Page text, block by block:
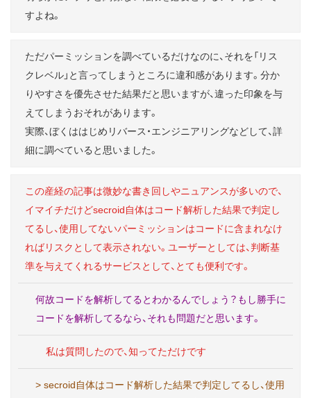
すよね。
ただパーミッションを調べているだけなのに、それを「リス
クレベル」と言ってしまうところに違和感があります。分か
りやすさを優先させた結果だと思いますが、違った印象を与
えてしまうおそれがあります。
実際、ぼくははじめリバース・エンジニアリングなどして、詳
細に調べていると思いました。
この産経の記事は微妙な書き回しやニュアンスが多いので、
イマイチだけどsecroid自体はコード解析した結果で判定し
てるし、使用してないパーミッションはコードに含まれなけ
ればリスクとして表示されない。ユーザーとしては、判断基
準を与えてくれるサービスとして、とても便利です。
何故コードを解析してるとわかるんでしょう？もし勝手に
コードを解析してるなら、それも問題だと思います。
私は質問したので、知ってただけです
> secroid自体はコード解析した結果で判定してるし、使用